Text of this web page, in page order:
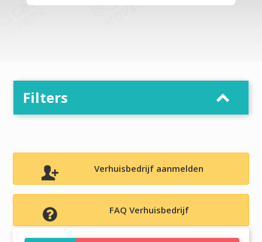
Filters
Verhuisbedrijf aanmelden
FAQ Verhuisbedrijf